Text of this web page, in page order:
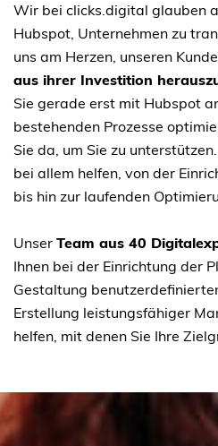
Wir bei clicks.digital glauben
Hubspot, Unternehmen zu
uns am Herzen, unseren
aus ihrer Investition
Sie gerade erst mit Hubspot
bestehenden Prozesse
Sie da, um Sie zu
bei allem helfen, von der
bis hin zur laufenden
Unser Team aus 40
Ihnen bei der Einrichtung der
Gestaltung
Erstellung leistungsfähiger
helfen, mit denen Sie Ihre